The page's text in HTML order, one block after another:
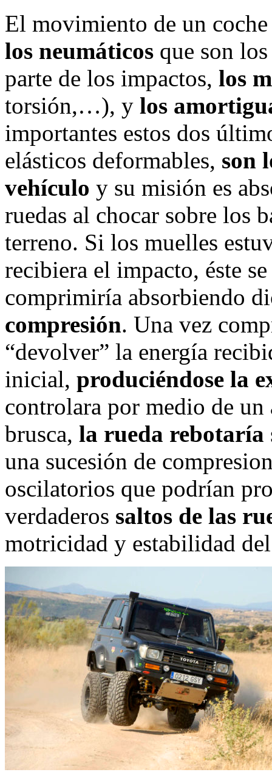
El movimiento de un
los neumáticos que son
parte de los impactos, los
torsión,…), y los
importantes estos dos
elásticos deformables, son
vehículo y su misión es
ruedas al chocar sobre los
terreno. Si los muelles
recibiera el impacto, éste
comprimiría absorbiendo
compresión. Una vez
“devolver” la energía
inicial, produciéndose la
controlara por medio de un
brusca, la rueda rebotaría
una sucesión de
oscilatorios que podrían
verdaderos saltos de las
motricidad y estabilidad